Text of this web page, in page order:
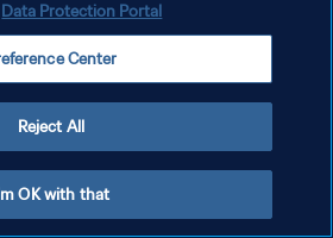
Data Protection Portal
Center
Reject All
OK with that